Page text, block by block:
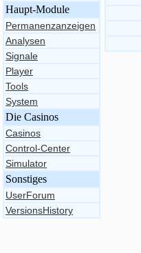
Haupt-Module
Permanenzanzeigen
Analysen
Signale
Player
Tools
System
Die Casinos
Casinos
Control-Center
Simulator
Sonstiges
UserForum
VersionsHistory